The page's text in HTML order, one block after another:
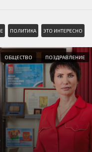
ПОЛИТИКА ЭТО ИНТЕРЕСНО
ОБЩЕСТВО ПОЗДРАВЛЕНИЕ